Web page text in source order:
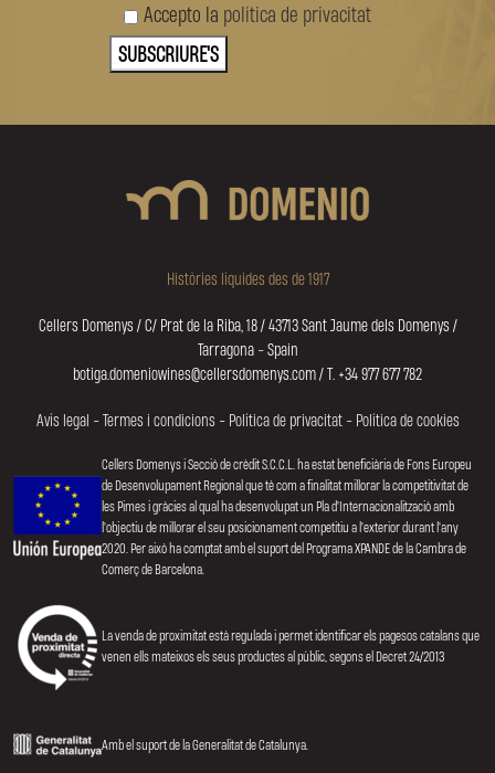
Accepto la política de privacitat
Històries líquides des de 1917
Cellers Domenys / C/ Prat de la Riba, 18 / 43713 Sant Jaume dels Domenys /
Tarragona - Spain
botiga.domeniowines@cellersdomenys.com / T. +34 977 677 782
Avís legal -Termes i condicions - Política de privacitat- Política de cookies
Cellers Domenys i Secció de crèdit S.C.C.L. ha estat beneficiària de Fons Europeu
de Desenvolupament Regional que té com a finalitat millorar la competitivitat de
les Pimes i gràcies al qual ha desenvolupat un Pla d'Internacionalització amb
l'objectiu de millorar el seu posicionament competitiu a l'exterior durant l'any
2020. Per això ha comptat amb el suport del Programa XPANDE de la Cambra de
Comerç de Barcelona.
La venda de proximitat està regulada i permet identificar els pagesos catalans que
venen ells mateixos els seus productes al públic, segons el Decret 24/2013
Amb el suport de la Generalitat de Catalunya.